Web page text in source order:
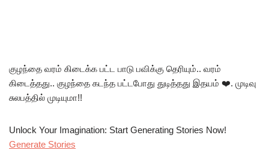
குழந்தை வரம் கிடைக்க பட்ட பாடு பவிக்கு தெரியும்.. வரம்
கிடைத்தது.. குழந்தை கடந்த பட்டபோது துடித்தது இதயம் ❤️. முடிவு
சுலபத்தில் முடியுமா!!
Unlock Your Imagination: Start Generating Stories Now!
Generate Stories